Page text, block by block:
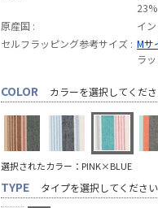
23%
原産国 :
イ
セルフラッピング参考サイズ : Mサ
ラ
COLOR カラーを選択してくだ
選択されたカラー：PINK×BLUE
TYPE タイプを選択してください